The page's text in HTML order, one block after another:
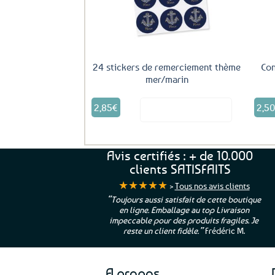
page
24 stickers de remerciement thème
mer/marin
2,85€ 2,50
Avis certifiés : + de 10.000
clients SATISFAITS
★★★★★ >Tous nos avis clients
“Toujours aussi satisfait de cette boutique
en ligne. Emballage au top Livraison
impeccable pour des produits fragiles. Je
reste un client fidèle.”Frédéric M.